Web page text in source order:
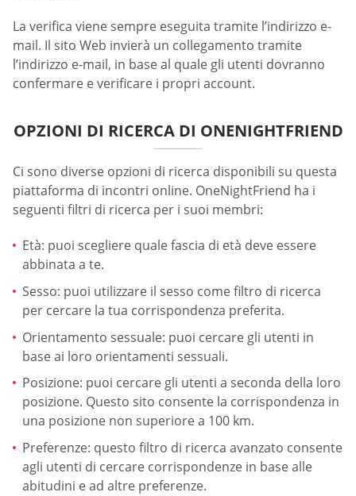
La verifica viene sempre eseguita tramite l’indirizzo e-
mail. Il sito Web invierà un collegamento tramite
l’indirizzo e-mail, in base al quale gli utenti dovranno
confermare e verificare i propri account.
OPZIONI DI RICERCA DI ONENIGHTFRIEND
Ci sono diverse opzioni di ricerca disponibili su questa
piattaforma di incontri online. OneNightFriend ha i
seguenti filtri di ricerca per i suoi membri:
Età: puoi scegliere quale fascia di età deve essere
abbinata a te.
Sesso: puoi utilizzare il sesso come filtro di ricerca
per cercare la tua corrispondenza preferita.
Orientamento sessuale: puoi cercare gli utenti in
base ai loro orientamenti sessuali.
Posizione: puoi cercare gli utenti a seconda della loro
posizione. Questo sito consente la corrispondenza in
una posizione non superiore a 100 km.
Preferenze: questo filtro di ricerca avanzato consente
agli utenti di cercare corrispondenze in base alle
abitudini e ad altre preferenze.